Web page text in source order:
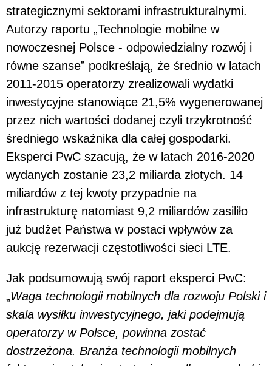
strategicznymi sektorami infrastrukturalnymi.
Autorzy raportu „Technologie mobilne w
nowoczesnej Polsce - odpowiedzialny rozwój i
równe szanse” podkreślają, że średnio w latach
2011-2015 operatorzy zrealizowali wydatki
inwestycyjne stanowiące 21,5% wygenerowanej
przez nich wartości dodanej czyli trzykrotność
średniego wskaźnika dla całej gospodarki.
Eksperci PwC szacują, że w latach 2016-2020
wydanych zostanie 23,2 miliarda złotych. 14
miliardów z tej kwoty przypadnie na
infrastrukturę natomiast 9,2 miliardów zasiliło
już budżet Państwa w postaci wpływów za
aukcję rezerwacji częstotliwości sieci LTE.
Jak podsumowują swój raport eksperci PwC:
„Waga technologii mobilnych dla rozwoju Polski i
skala wysiłku inwestycyjnego, jaki podejmują
operatorzy w Polsce, powinna zostać
dostrzeżona. Branża technologii mobilnych